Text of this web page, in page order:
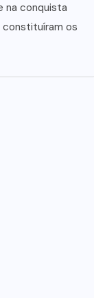
na conquista
constituíram os